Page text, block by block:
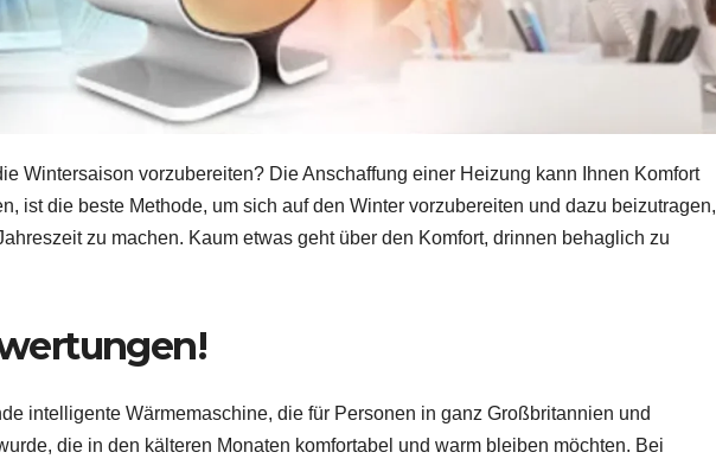
Wintersaison vorzubereiten? Die Anschaffung einer Heizung kann Ihnen Komfort
ist die beste Methode, um sich auf den Winter vorzubereiten und dazu beizutragen,
zu machen. Kaum etwas geht über den Komfort, drinnen behaglich zu
intelligente Wärmemaschine, die für Personen in ganz Großbritannien und
die in den kälteren Monaten komfortabel und warm bleiben möchten. Bei